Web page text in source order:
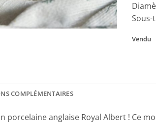
Sous-
Vendu
COMPLÉMENTAIRES
porcelaine anglaise Royal Albert ! Ce